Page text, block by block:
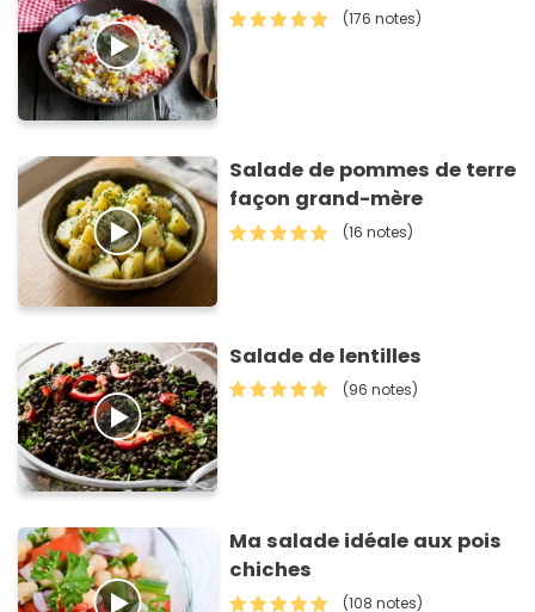
(176 notes)
Salade de pommes de terre
façon grand-mère
(16 notes)
Salade de lentilles
(96 notes)
Ma salade idéale aux pois
chiches
(108 notes)